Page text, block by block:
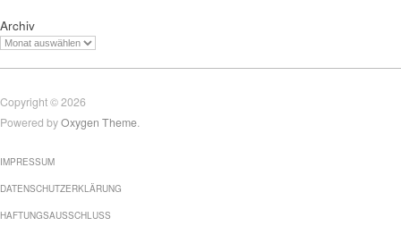
Archiv
Copyright © 2026
Powered byOxygen Theme.
IMPRESSUM
DATENSCHUTZERKLÄRUNG
HAFTUNGSAUSSCHLUSS